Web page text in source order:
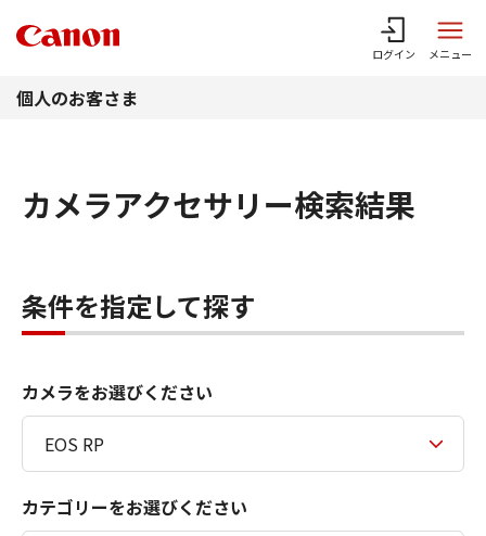
ログイン メニュー
個人のお客さま
カメラアクセサリー検索結果
条件を指定して探す
カメラをお選びください
カテゴリーをお選びください